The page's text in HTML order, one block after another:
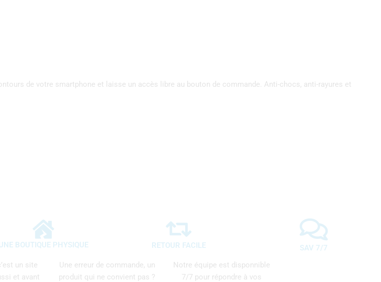
de votre smartphone et laisse un accès libre au bouton de commande. Anti-chocs, anti-rayures et
BOUTIQUE PHYSIQUE RETOUR FACILE
SAV 7/7
un site
et avant
Une erreur de commande, un
produit qui ne convient pas ?
Notre équipe est disponnible
7/7 pour répondre à vos